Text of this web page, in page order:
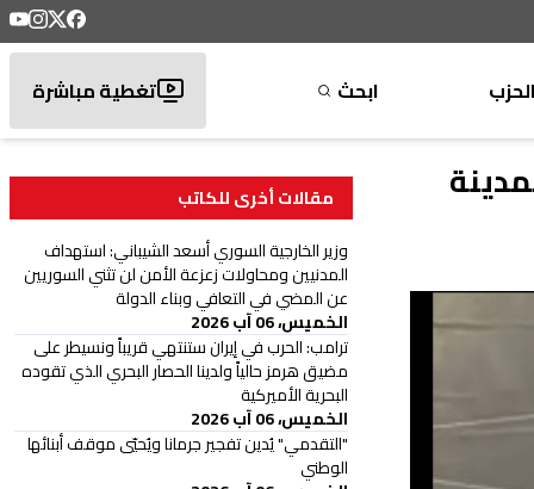
ابحث تغطية مباشرة
مقالات أخرى للكاتب
وزير الخارجية السوري أسعد الشيباني: استهداف
المدنيين ومحاولات زعزعة الأمن لن تثني السوريين
عن المضي في التعافي وبناء الدولة
الخميس، 06 آب 2026
ترامب: الحرب في إيران ستنتهي قريباً ونسيطر على
مضيق هرمز حالياً ولدينا الحصار البحري الذي تقوده
البحرية الأميركية
الخميس، 06 آب 2026
"التقدمي" يُدين تفجير جرمانا ويُحيّي موقف أبنائها
الوطني